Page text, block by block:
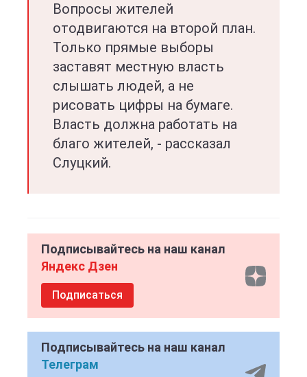
Вопросы жителей
отодвигаются на второй план.
Только прямые выборы
заставят местную власть
слышать людей, а не
рисовать цифры на бумаге.
Власть должна работать на
благо жителей, - рассказал
Слуцкий.
Подписывайтесь на наш канал
Яндекс Дзен
Подписаться
Подписывайтесь на наш канал
Телеграм